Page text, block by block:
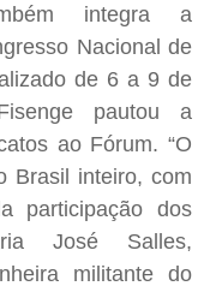
integra a
Nacional de
de 6 a 9 de
pautou a
ao Fórum. “O
Brasil inteiro, com
participação dos
José Salles,
militante do